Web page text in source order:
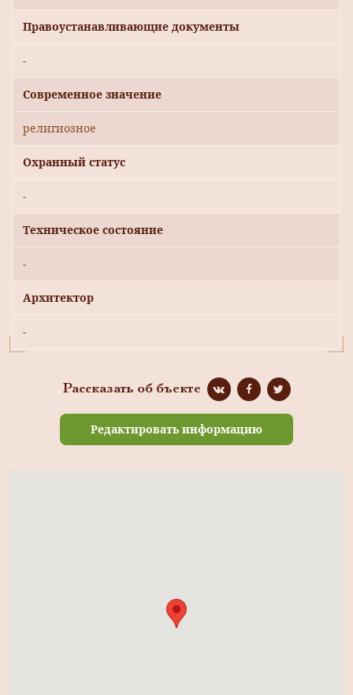
Правоустанавливающие документы
-
Современное значение
религиозное
Охранный статус
-
Техническое состояние
-
Архитектор
-
Рассказать об бъекте
Редактировать информацию